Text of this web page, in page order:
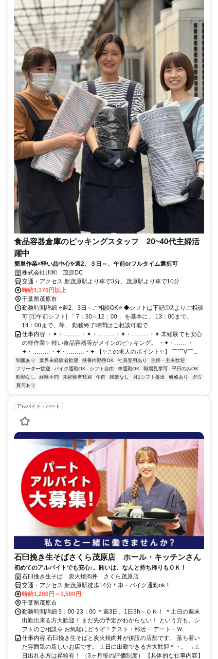
食品容器倉庫のピッキングスタッフ 20~40代主婦活
躍中
簡単作業×軽い品中心✨週2、３日～、午前orフルタイム選択可
株式会社川和 茂原DC
交通・アクセス 新茂原駅より車で3分、茂原駅より車で10分
時給1,170円以上
千葉県茂原市
勤務時間詳細 ⭐週2、3日～ご相談OK⭐ ◆シフトは下記➀➁よりご相談
可 [①午前シフト] 「 7：30～12：00 」を基本に、 13：00まで、
14：00まで、等、 勤務終了時間はご相談可能で...
仕事内容 ・✦・………・✦・………・✦・………・✦ 未経験でも安心
の軽作業✨ 軽い食品容器等がメインのピッキング。 ・✦・…… ・
✦・………・✦・………・✦ 【✨この求人のポイント✨】 ￣￣V￣...
制服あり 業界未経験者歓迎 扶養内勤務OK 社員登用あり
主婦・主夫歓迎
フリーター歓迎
バイク通勤OK シフト自由 車通勤OK 職場見学可
平日のみOK
転勤なし
経験不問 未経験者歓迎 午前 残業なし 月1シフト提出 研修あり
夕方
賞与あり
アルバイト・パート
石臼挽き生そばさくら茂原店 ホール・キッチンさん
初めてのアルバイトでも安心♪。賄いは、なんと持ち帰りもＯＫ！
石臼挽き生そば 炭火焼肉丼 さくら茂原店
交通・アクセス 新茂原駅徒歩14分＊車・バイク通勤ok！
時給1,200円～1,500円
千葉県茂原市
勤務時間詳細 9：00‐23：00 ＊週3日、1日3h～ＯＫ！ ＊土日の週末
出勤出来る方大歓迎！ まだ先の予定がわからない！ という方も、シ
フトのご相談を お気軽にどうぞ！テスト・部活・ デート・Ｗ...
仕事内容 石臼挽き生そばと炭火焼肉丼が併設の店舗です。 落ち着い
た雰囲気の新しいお店です。 土日に出勤できる方大歓迎＊・。 →土
日出れる方は昇給有！ （3ヶ月毎の評価制度） 【具体的な仕事内容】